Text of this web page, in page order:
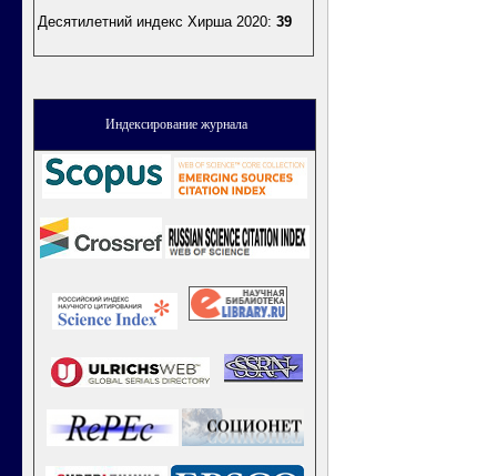
Десятилетний индекс Хирша 2020: 39
Индексирование журнала